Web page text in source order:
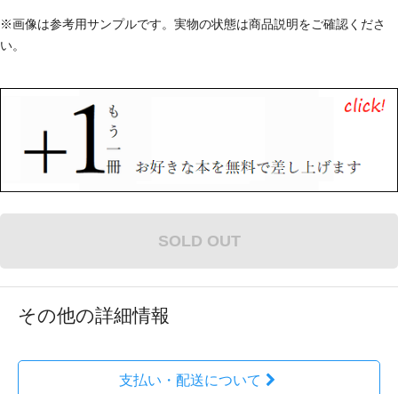
※画像は参考用サンプルです。実物の状態は商品説明をご確認くださ
い。
SOLD OUT
その他の詳細情報
支払い・配送について